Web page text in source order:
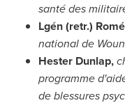
santé des
Lgén (retr.)
national de
Hester Dunlap,
programme
de blessures